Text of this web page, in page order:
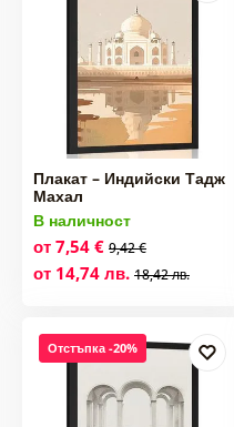
Плакат – Индийски Тадж
Махал
В наличност
от 7,54 € 9,42 €
от 14,74 лв. 18,42 лв.
Отстъпка -20%